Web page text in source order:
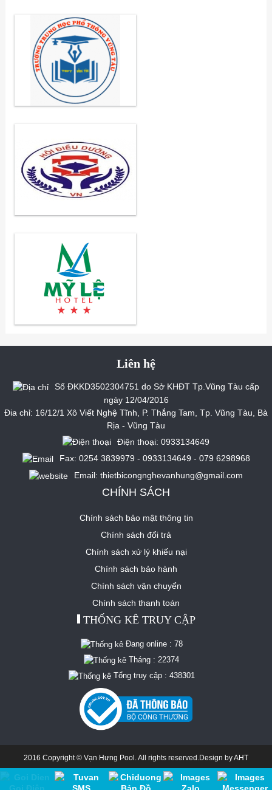
Liên hệ
Số ĐKKD3502304751 do Sở KHĐT Tp.Vũng Tàu cấp
ngày 12/04/2016
Đia chỉ: 16/12/1 Xô Viết Nghệ Tĩnh, P. Thắng Tam, Tp. Vũng Tàu, Bà
Rịa - Vũng Tàu
Điện thoại: 0933134649
Fax: 0254 3839979 - 0933134649 - 079 6298968
Email: thietbicongnghevanhung@gmail.com
CHÍNH SÁCH
Chính sách bảo mật thông tin
Chính sách đổi trả
Chính sách xử lý khiếu nại
Chính sách bảo hành
Chính sách vận chuyển
Chính sách thanh toán
THỐNG KÊ TRUY CẬP
Đang online : 78
Tháng : 22374
Tổng truy cập : 438301
2016 Copyright © Vạn Hưng Pool. All rights reserved.Design byAHT